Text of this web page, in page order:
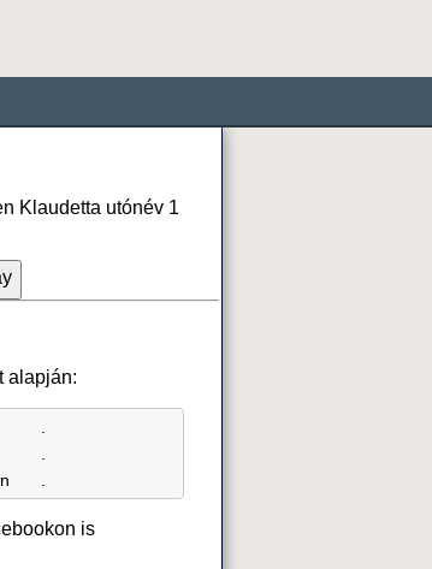
Klaudetta utónév 1
alapján:
is